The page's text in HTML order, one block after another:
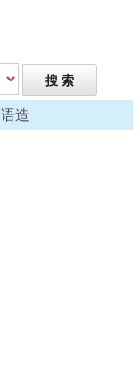
语造